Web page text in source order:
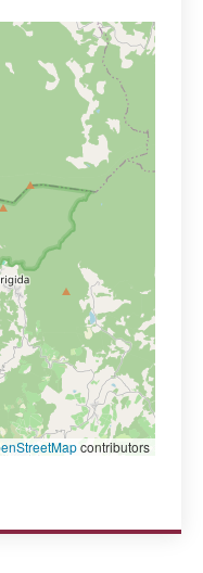
contributors
DELLE GRAZIE AL